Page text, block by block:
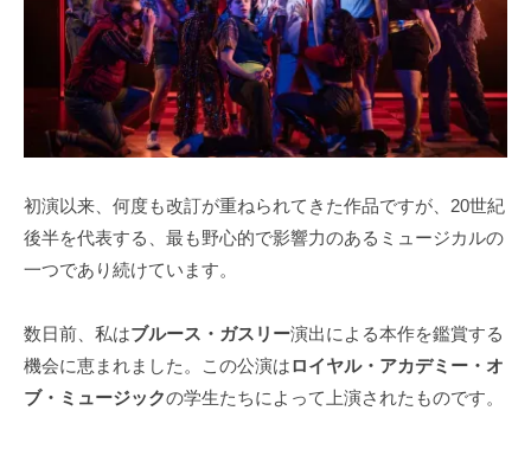
初演以来、何度も改訂が重ねられてきた作品ですが、20世紀
後半を代表する、最も野心的で影響力のあるミュージカルの
一つであり続けています。
数日前、私はブルース・ガスリー演出による本作を鑑賞する
機会に恵まれました。この公演はロイヤル・アカデミー・オ
ブ・ミュージックの学生たちによって上演されたものです。